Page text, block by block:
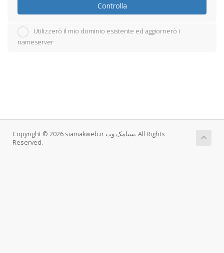
Controlla
Utilizzerò il mio dominio esistente ed aggiornerò i
nameserver
Copyright © 2026 siamakweb.ir سیامک وب. All Rights
Reserved.